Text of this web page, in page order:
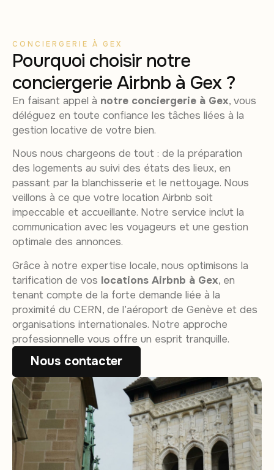
CONCIERGERIE À GEX
Pourquoi choisir notre
conciergerie Airbnb à Gex ?
En faisant appel à notre conciergerie à Gex, vous
déléguez en toute confiance les tâches liées à la
gestion locative de votre bien.
Nous nous chargeons de tout : de la préparation
des logements au suivi des états des lieux, en
passant par la blanchisserie et le nettoyage. Nous
veillons à ce que votre location Airbnb soit
impeccable et accueillante. Notre service inclut la
communication avec les voyageurs et une gestion
optimale des annonces.
Grâce à notre expertise locale, nous optimisons la
tarification de vos locations Airbnb à Gex, en
tenant compte de la forte demande liée à la
proximité du CERN, de l’aéroport de Genève et des
organisations internationales. Notre approche
professionnelle vous offre un esprit tranquille.
Nous contacter